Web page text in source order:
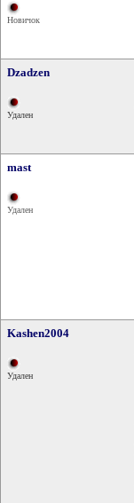
Новичок
Dzadzen
Удален
mast
Удален
Kashen2004
Удален